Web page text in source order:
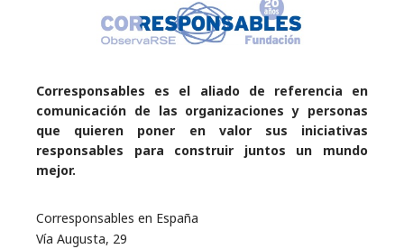
Corresponsables es el aliado de referencia en
comunicación de las organizaciones y personas
que quieren poner en valor sus iniciativas
responsables para construir juntos un mundo
mejor.
Corresponsables en España
Vía Augusta, 29